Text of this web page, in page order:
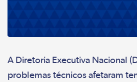
A Diretoria Executiva Nacional
problemas técnicos afetaram